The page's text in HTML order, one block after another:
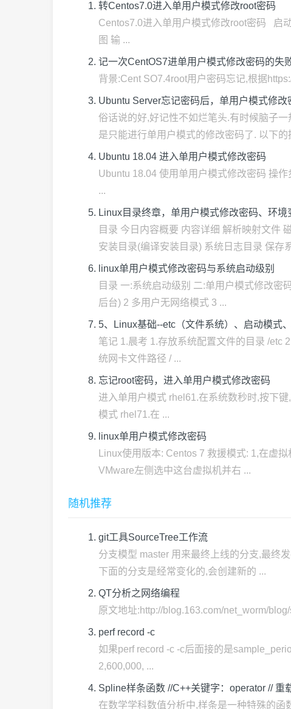
转Centos7.0进入单用户模式修改root密码
Centos7.0进入单用户模式修改root密码 启
图 输 ...
记一次CentOS7进单用户模式修改密码的失
背景:Cent SO7.4root用户密码忘记,根据
Ubuntu Server忘记密码后，单用户模式修
俗话说的好,好记性不如烂笔头.有时候脑子
是只能进行单用户模式的修改密码了. 以下的
Ubuntu 18.04 进入单用户模式修改密码
Ubuntu 18.04 使用单用户模式修改密码 操
...
Linux目录终章，单用户模式修改密码、环
目录 今日内容概要 内容详细 解析映射文件
安装目录(编译安装目录) 系统日志目录 保存
linux单用户模式修改密码与系统启动级别
目录 一:系统启动级别 二:单用户模式修改密
后台) 2 多用户无网络模式 3 ...
5、Linux基础--etc（文件系统）、启动模式
笔记 1.晨考 1.存放系统配置文件的目录 /etc
统网卡文件路径 / ...
忘记root密码，进入单用户模式修改密码
进入单用户模式 rhel61.在系统数秒时,按下
模式 rhel71.在 ...
linux单用户模式修改密码
Linux使用版本: Centos 7 救援模式: 1,在虚
VMware左侧选中这台虚拟机并右 ...
随机推荐
git工具SourceTree工作流
分支模型 master 用来最终上线的分支,最终
下面的分支是经常变化的,会创建新的 ...
QT分析之网络编程
原文地址:http://blog.163.com/net_worm/
perf record -c
如果perf record -c -c后面接的是
2,600,000, ...
Spline样条函数 //C++关键字：operator // 重
在数学学科数值分析中,样条是一种特殊的